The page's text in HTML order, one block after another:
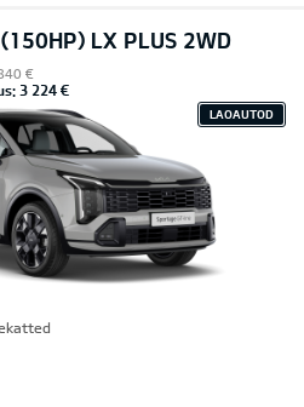
LX PLUS 2WD
€
3 224 €
LAOAUTOD